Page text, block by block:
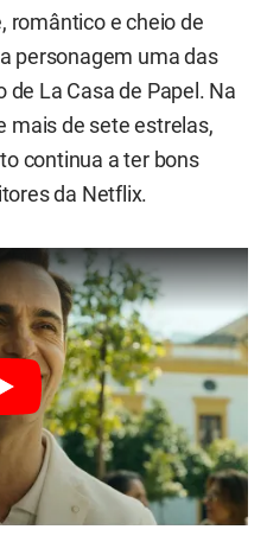
romântico e cheio de
personagem uma das
La Casa de Papel. Na
mais de sete estrelas,
continua a ter bons
da Netflix.